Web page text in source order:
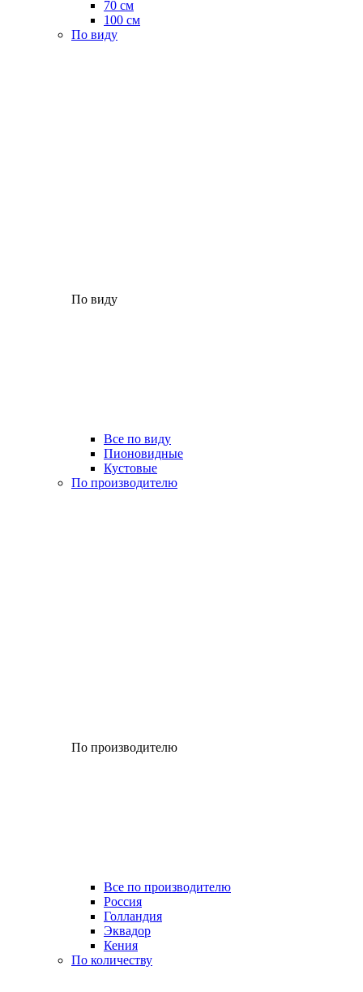
70 см
100 см
По виду
По виду
Все по виду
Пионовидные
Кустовые
По производителю
По производителю
Все по производителю
Россия
Голландия
Эквадор
Кения
По количеству